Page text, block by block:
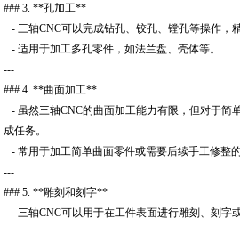
### 3. **孔加工**
- 三轴CNC可以完成钻孔、铰孔、镗孔等操作，
- 适用于加工多孔零件，如法兰盘、壳体等。
---
### 4. **曲面加工**
- 虽然三轴CNC的曲面加工能力有限，但对于简
成任务。
- 常用于加工简单曲面零件或需要后续手工修整的
---
### 5. **雕刻和刻字**
- 三轴CNC可以用于在工件表面进行雕刻、刻字